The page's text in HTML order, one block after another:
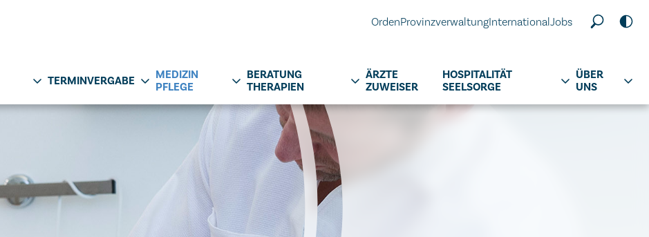
OrdenProvinzverwaltungInternationalJobs
TERMINVERGABE
MEDIZIN
PFLEGE
BERATUNG
THERAPIEN
ÄRZTE
ZUWEISER
HOSPITALITÄT
SEELSORGE
ÜBER
UNS